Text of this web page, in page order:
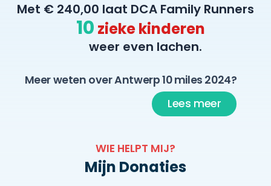
Met € 240,00 laat DCA Family Runners
10 zieke kinderen
weer even lachen.
Meer weten over Antwerp 10 miles 2024?
Lees meer
WIE HELPT MIJ?
Mijn Donaties